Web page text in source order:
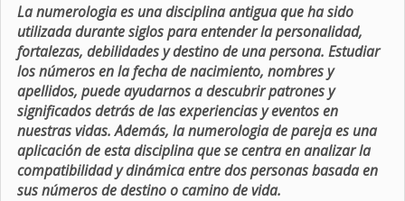
La numerologia es una disciplina antigua que ha sido
utilizada durante siglos para entender la personalidad,
fortalezas, debilidades y destino de una persona. Estudiar
los números en la fecha de nacimiento, nombres y
apellidos, puede ayudarnos a descubrir patrones y
significados detrás de las experiencias y eventos en
nuestras vidas. Además, la numerologia de pareja es una
aplicación de esta disciplina que se centra en analizar la
compatibilidad y dinámica entre dos personas basada en
sus números de destino o camino de vida.